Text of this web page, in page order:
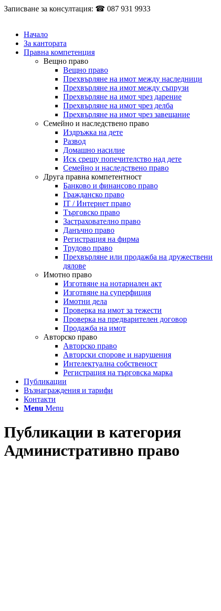
Записване за консултация: ☎ 087 931 9933
Начало
За кантората
Правна компетенция
Вещно право
Вещно право
Прехвърляне на имот между наследници
Прехвърляне на имот между съпрузи
Прехвърляне на имот чрез дарение
Прехвърляне на имот чрез делба
Прехвърляне на имот чрез завещание
Семейно и наследствено право
Издръжка на дете
Развод
Домашно насилие
Иск срещу попечителство над дете
Семейно и наследствено право
Друга правна компетентност
Банково и финансово право
Гражданско право
IT / Интернет право
Търговско право
Застрахователно право
Данъчно право
Регистрация на фирма
Трудово право
Прехвърляне или продажба на дружествени
дялове
Имотно право
Изготвяне на нотариален акт
Изготвяне на суперфиция
Имотни дела
Проверка на имот за тежести
Проверка на предварителен договор
Продажба на имот
Авторско право
Авторско право
Авторски спорове и нарушения
Интелектуална собственост
Регистрация на търговска марка
Публикации
Възнаграждения и тарифи
Контакти
Menu Menu
Публикации в категория
Административно право